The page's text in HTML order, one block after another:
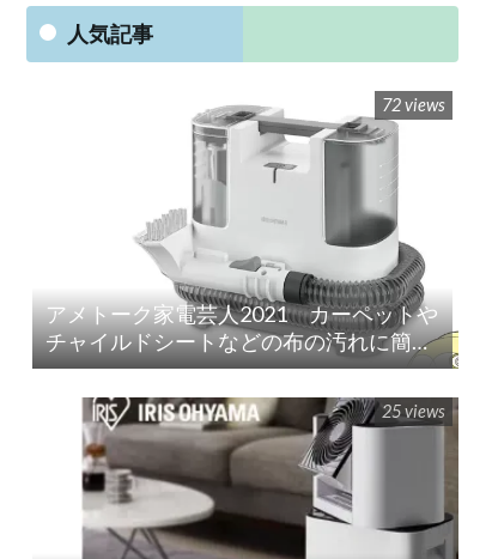
人気記事
アメトーク家電芸人2021 カーペットや
チャイルドシートなどの布の汚れに簡単
水洗い！「リンサークリーナー(RNS-
P10-W)」
72 views
25 views